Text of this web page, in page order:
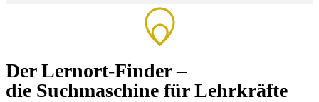
Der Lernort-Finder –
die Suchmaschine für Lehrkräfte